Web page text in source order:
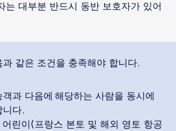
는 대부분 반드시 동반 보호자가 있어
과 다음에 해당하는 사람을 동시에
니다.
린이(프랑스 본토 및 해외 영토 항공